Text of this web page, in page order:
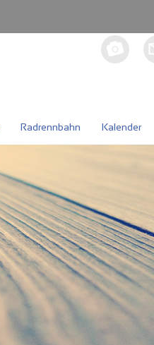
Radrennbahn Kalender